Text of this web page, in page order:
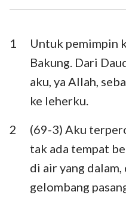
Ezra
Ester
Mazmur
Pengkhotbah
Ratapan
Daniel
Yoel
1
Untuk pemimpin
Bakung. Dari
aku, ya Allah,
ke leherku.
2
(69-3) Aku
tak ada tempat
di air yang
gelombang